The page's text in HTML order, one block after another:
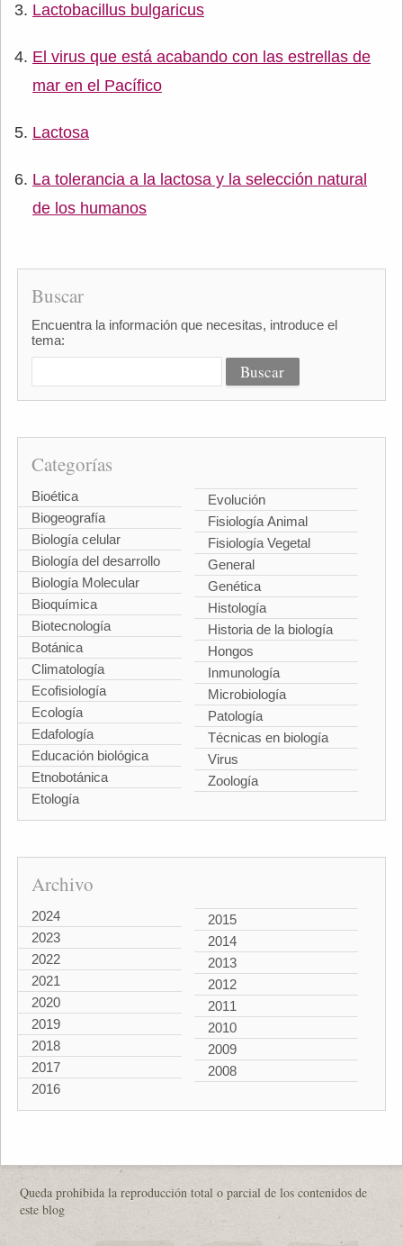
Lactobacillus bulgaricus
El virus que está acabando con las estrellas de
mar en el Pacífico
Lactosa
La tolerancia a la lactosa y la selección natural
de los humanos
Buscar
Encuentra la información que necesitas, introduce el
tema:
Categorías
Bioética
Biogeografía
Biología celular
Biología del desarrollo
Biología Molecular
Bioquímica
Biotecnología
Botánica
Climatología
Ecofisiología
Ecología
Edafología
Educación biológica
Etnobotánica
Etología
Evolución
Fisiología Animal
Fisiología Vegetal
General
Genética
Histología
Historia de la biología
Hongos
Inmunología
Microbiología
Patología
Técnicas en biología
Virus
Zoología
Archivo
2024
2023
2022
2021
2020
2019
2018
2017
2016
2015
2014
2013
2012
2011
2010
2009
2008
Queda prohibida la reproducción total o parcial de los contenidos de
este blog